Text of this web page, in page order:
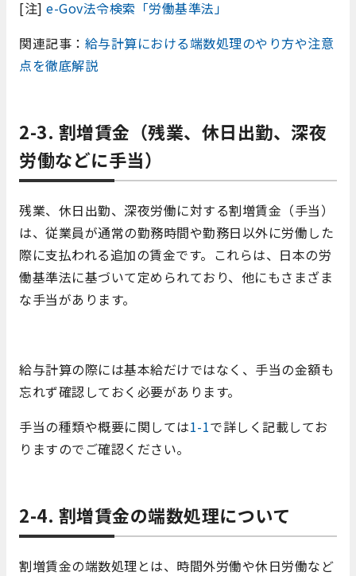
[注] e-Gov法令検索「労働基準法」
関連記事： 給与計算における端数処理のやり方や注意
点を徹底解説
2-3. 割増賃金（残業、休日出勤、深夜
労働などに手当）
残業、休日出勤、深夜労働に対する割増賃金（手当）
は、従業員が通常の勤務時間や勤務日以外に労働した
際に支払われる追加の賃金です。これらは、日本の労
働基準法に基づいて定められており、他にもさまざま
な手当があります。
給与計算の際には基本給だけではなく、手当の金額も
忘れず確認しておく必要があります。
手当の種類や概要に関しては1-1で詳しく記載してお
りますのでご確認ください。
2-4. 割増賃金の端数処理について
割増賃金の端数処理とは、時間外労働や休日労働など